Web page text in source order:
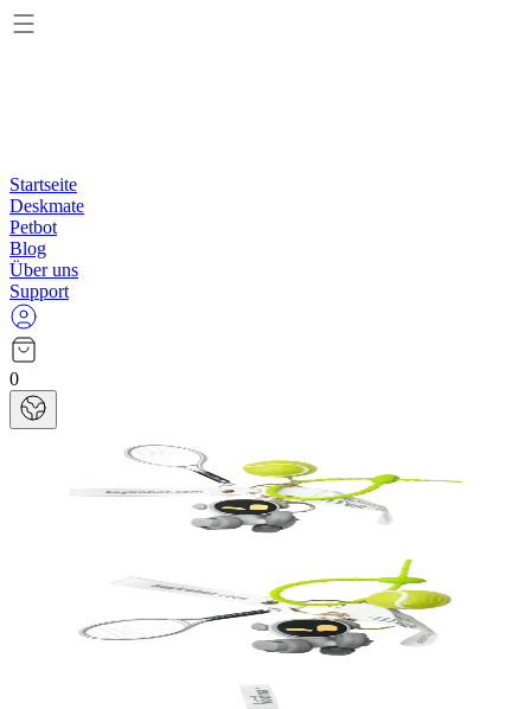
Startseite
Deskmate
Petbot
Blog
Über uns
Support
0